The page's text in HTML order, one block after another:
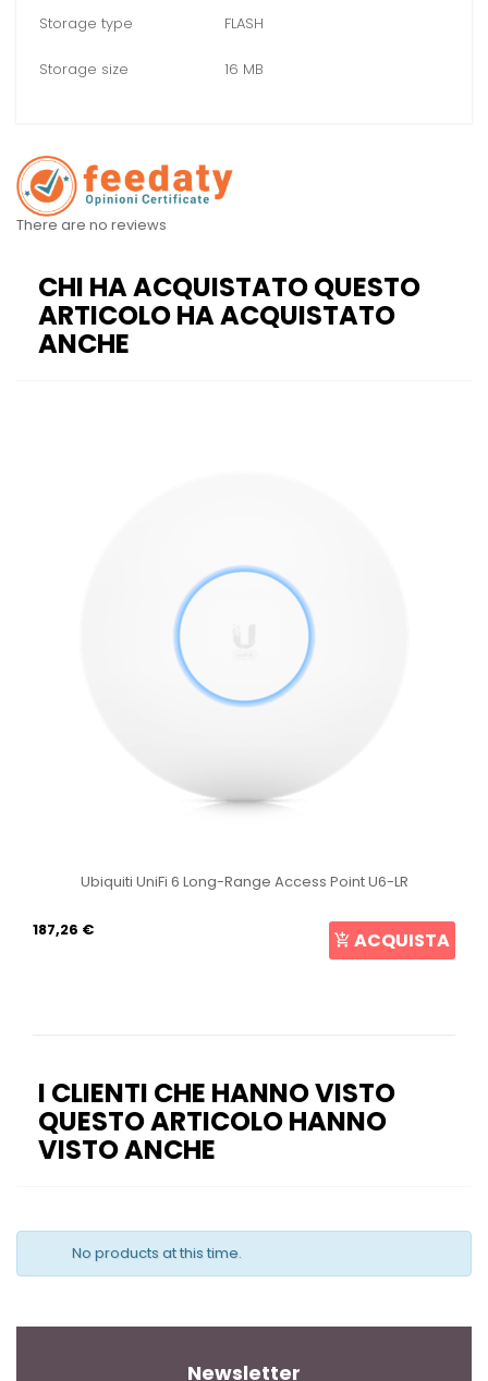
Storage type FLASH
Storage size 16 MB
There are no reviews
CHI HA ACQUISTATO QUESTO
ARTICOLO HA ACQUISTATO
ANCHE
Ubiquiti UniFi 6 Long-Range Access Point U6-LR
187,26 € ACQUISTA
I CLIENTI CHE HANNO VISTO
QUESTO ARTICOLO HANNO
VISTO ANCHE
No products at this time.
Newsletter